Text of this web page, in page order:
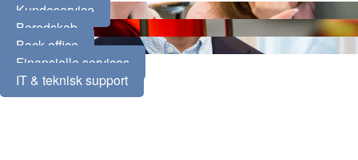
Kundeservice
Beredskab
Back-office
Finansielle services
IT & teknisk support